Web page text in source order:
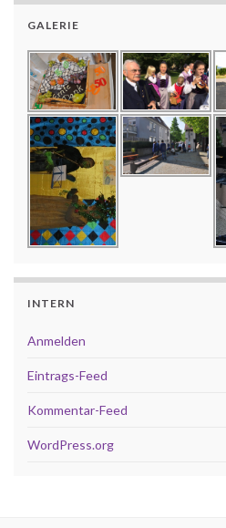
GALERIE
INTERN
Anmelden
Eintrags-Feed
Kommentar-Feed
WordPress.org